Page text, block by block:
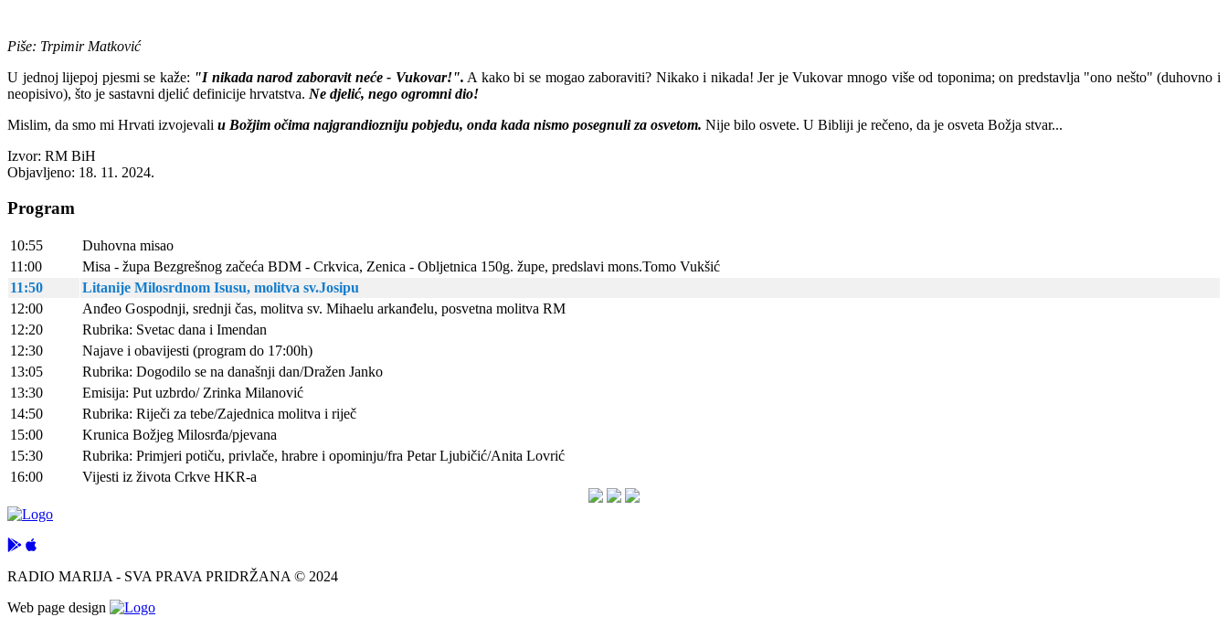
Piše: Trpimir Matković
U jednoj lijepoj pjesmi se kaže: "I nikada narod zaboravit neće - Vukovar!". A kako bi se mogao zaboraviti? Nikako i nikada! Jer je Vukovar mnogo više od toponima; on predstavlja "ono nešto" (duhovno i
neopisivo), što je sastavni djelić definicije hrvatstva. Ne djelić, nego ogromni dio!
Mislim, da smo mi Hrvati izvojevali u Božjim očima najgrandiozniju pobjedu, onda kada nismo posegnuli za osvetom. Nije bilo osvete. U Bibliji je rečeno, da je osveta Božja stvar...
Izvor: RM BiH
Objavljeno: 18. 11. 2024.
Program
10:55
Duhovna misao
11:00
Misa - župa Bezgrešnog začeća BDM - Crkvica, Zenica - Obljetnica 150g. župe, predslavi mons.Tomo Vukšić
11:50
Litanije Milosrdnom Isusu, molitva sv.Josipu
12:00
Anđeo Gospodnji, srednji čas, molitva sv. Mihaelu arkanđelu, posvetna molitva RM
12:20
Rubrika: Svetac dana i Imendan
12:30
Najave i obavijesti (program do 17:00h)
13:05
Rubrika: Dogodilo se na današnji dan/Dražen Janko
13:30
Emisija: Put uzbrdo/ Zrinka Milanović
14:50
Rubrika: Riječi za tebe/Zajednica molitva i riječ
15:00
Krunica Božjeg Milosrđa/pjevana
15:30
Rubrika: Primjeri potiču, privlače, hrabre i opominju/fra Petar Ljubičić/Anita Lovrić
16:00
Vijesti iz života Crkve HKR-a
RADIO MARIJA - SVA PRAVA PRIDRŽANA © 2024
Web page design